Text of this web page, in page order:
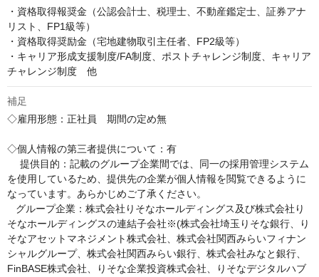
・資格取得報奨金（公認会計士、税理士、不動産鑑定士、証券アナ
リスト、FP1級等）
・資格取得奨励金（宅地建物取引主任者、FP2級等）
・キャリア形成支援制度/FA制度、ポストチャレンジ制度、キャリア
チャレンジ制度　他
補足
◇雇用形態：正社員　期間の定め無
◇個人情報の第三者提供について：有
提供目的：記載のグループ企業間では、同一の採用管理システム
を使用しているため、提供先の企業が個人情報を閲覧できるように
なっています。あらかじめご了承ください。
そなホールディングスの連結子会社※(株式会社埼玉りそな銀行、り
そなアセットマネジメント株式会社、株式会社関西みらいフィナン
シャルグループ、株式会社関西みらい銀行、株式会社みなと銀行、
FinBASE株式会社、りそな企業投資株式会社、りそなデジタルハブ